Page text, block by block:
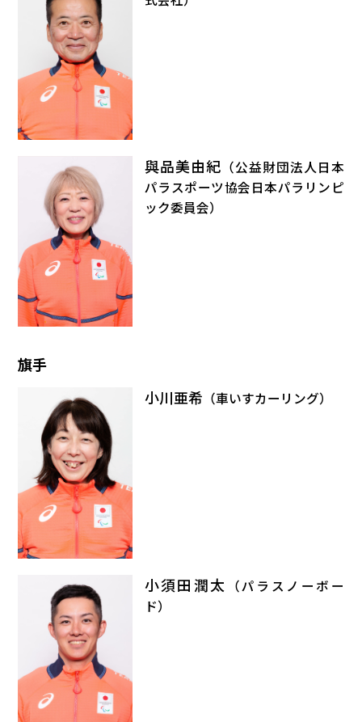
與品美由紀 （公益財団法人日本
パラスポーツ協会日本パラリンピ
ック委員会）
旗手
小川亜希 （車いすカーリング）
小須田潤太
（パラスノーボー
ド）